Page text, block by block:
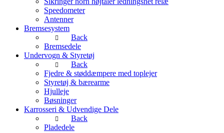
Speedometer
Antenner
Bremsesystem
Back
Bremsedele
Undervogn & Styretøj
Back
Fjedre & støddæmpere med toplejer
Styretøj & bærearme
Hjulleje
Bøsninger
Karrosseri & Udvendige Dele
Back
Pladedele